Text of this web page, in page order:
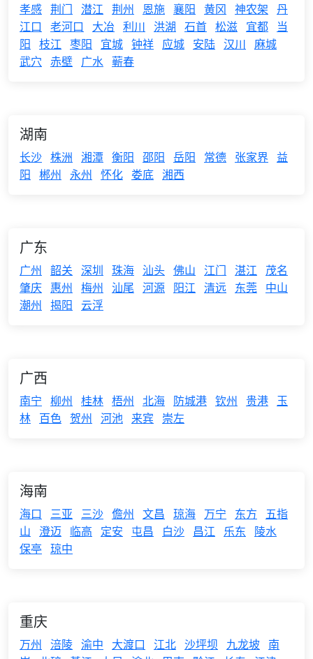
孝感 荆门 潜江 荆州 恩施 襄阳 黄冈 神农架 丹
江口
老河口 大冶 利川 洪湖 石首 松滋 宜都
当
阳 枝江 枣阳 宜城 钟祥 应城 安陆 汉川 麻城
武穴 赤壁 广水 蕲春
湖南
长沙 株洲 湘潭 衡阳 邵阳 岳阳 常德 张家界
益
阳 郴州 永州 怀化 娄底 湘西
广东
广州 韶关 深圳 珠海 汕头 佛山 江门 湛江
茂名
肇庆 惠州 梅州 汕尾 河源 阳江 清远 东莞 中山
潮州 揭阳 云浮
广西
南宁 柳州 桂林 梧州 北海 防城港 钦州 贵港 玉
林 百色 贺州 河池 来宾 崇左
海南
海口 三亚 三沙 儋州 文昌 琼海 万宁 东方
五指
山
澄迈 临高 定安 屯昌 白沙 昌江 乐东
陵水
保亭 琼中
重庆
万州 涪陵 渝中 大渡口 江北 沙坪坝 九龙坡 南